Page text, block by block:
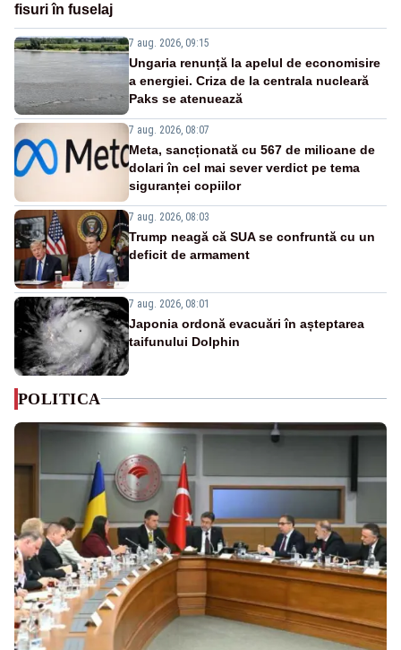
fisuri în fuselaj
7 aug. 2026, 09:15
Ungaria renunță la apelul de economisire
a energiei. Criza de la centrala nucleară
Paks se atenuează
7 aug. 2026, 08:07
Meta, sancționată cu 567 de milioane de
dolari în cel mai sever verdict pe tema
siguranței copiilor
7 aug. 2026, 08:03
Trump neagă că SUA se confruntă cu un
deficit de armament
7 aug. 2026, 08:01
Japonia ordonă evacuări în așteptarea
taifunului Dolphin
POLITICA